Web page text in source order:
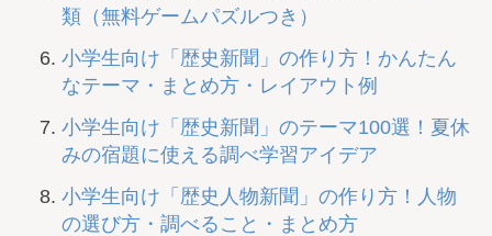
類（無料ゲームパズルつき）
小学生向け「歴史新聞」の作り方！かんたん
なテーマ・まとめ方・レイアウト例
小学生向け「歴史新聞」のテーマ100選！夏休
みの宿題に使える調べ学習アイデア
小学生向け「歴史人物新聞」の作り方！人物
の選び方・調べること・まとめ方